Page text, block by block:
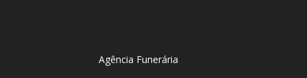
Agência Funerária